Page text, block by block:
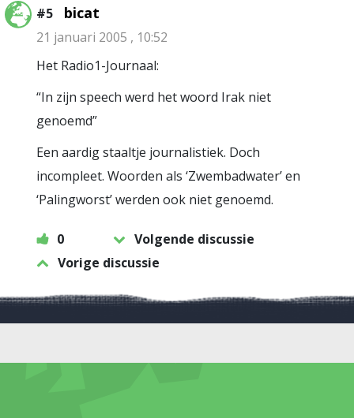
#5 bicat
21 januari 2005 , 10:52
Het Radio1-Journaal:
“In zijn speech werd het woord Irak niet
genoemd”
Een aardig staaltje journalistiek. Doch
incompleet. Woorden als ‘Zwembadwater’ en
‘Palingworst’ werden ook niet genoemd.
0
Volgende discussie
Vorige discussie